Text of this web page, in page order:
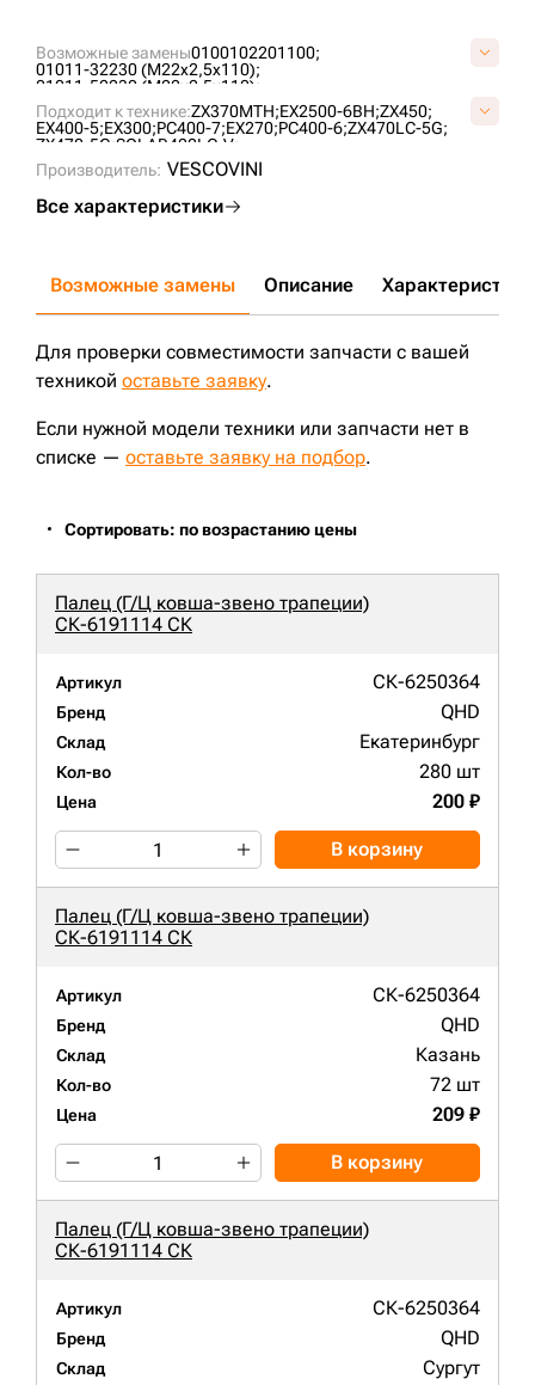
Возможные замены0100102201100;
01011-32230 (M22x2,5x110);
01011-52230 (M22x2,5x110);
01011-62230 (M22x2,5x110);
01011-82230 (M22x2,5x110);208-30-56180;
208-30-56180 (M22x2,5x110);
J932202 (M22x2,5x110);S017-221152;
U14894 (M22x2,5x110);
Подходит к технике:ZX370MTH;EX2500-6BH;ZX450;
EX400-5;EX300;PC400-7;EX270;PC400-6;ZX470LC-5G;
ZX470-5G;SOLAR420LC-V;
Производитель: VESCOVINI
Все характеристики
Возможные замены Описание Характеристики
Для проверки совместимости запчасти с вашей
техникой оставьте заявку.
Если нужной модели техники или запчасти нет в
списке — оставьте заявку на подбор.
Сортировать: по возрастанию цены
Палец (Г/Ц ковша-звено трапеции)
СК-6191114 СК
Артикул СК-6250364
Бренд QHD
Склад Екатеринбург
Кол-во 280 шт
Цена 200 ₽
В корзину
Палец (Г/Ц ковша-звено трапеции)
СК-6191114 СК
Артикул СК-6250364
Бренд QHD
Склад Казань
Кол-во 72 шт
Цена 209 ₽
В корзину
Палец (Г/Ц ковша-звено трапеции)
СК-6191114 СК
Артикул СК-6250364
Бренд QHD
Склад Сургут